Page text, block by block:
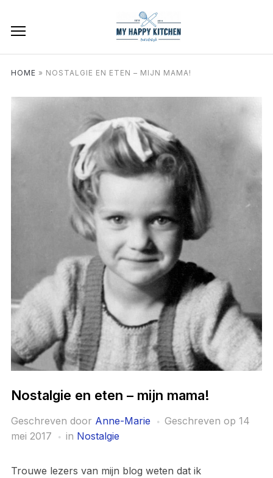
HOME » NOSTALGIE EN ETEN – MIJN MAMA!
Nostalgie en eten – mijn mama!
Geschreven door Anne-Marie Geschreven op 14
mei 2017
in Nostalgie
Trouwe lezers van mijn blog weten dat ik